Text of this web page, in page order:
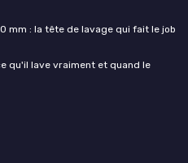
mm : la tête de lavage qui fait le job
qu'il lave vraiment et quand le